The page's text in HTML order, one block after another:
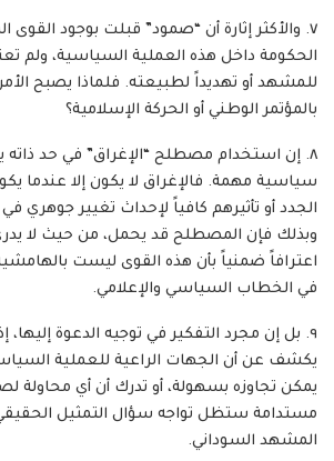
٧. والأكثر إثارة أن “صمود” قبلت بوجود
الحكومة داخل هذه العملية السياسية، ولم
للمشهد أو تهديداً لطبيعته. فلماذا يصبح
بالمؤتمر الوطني أو الحركة الإسلامية؟
٨. إن استخدام مصطلح “الإغراق” في حد
سياسية مهمة. فالإغراق لا يكون إلا عندما
الجدد أو تأثيرهم كافياً لإحداث تغيير جوهري في
وبذلك فإن المصطلح قد يحمل، من حيث لا
اعترافاً ضمنياً بأن هذه القوى ليست
في الخطاب السياسي والإعلامي.
٩. بل إن مجرد التفكير في توجيه الدعوة
يكشف عن أن الجهات الراعية للعملية
يمكن تجاوزه بسهولة، أو تدرك أن أي محاولة
مستدامة ستظل تواجه سؤال التمثيل
المشهد السوداني.